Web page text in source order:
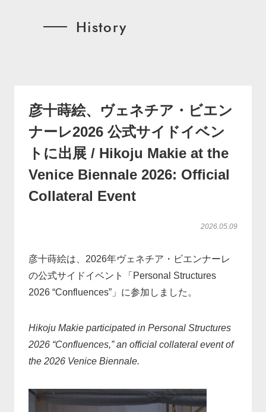
History
彦十蒔絵、ヴェネチア・ビエン
ナーレ2026 公式サイドイベン
トに出展 / Hikoju Makie at the
Venice Biennale 2026: Official
Collateral Event
2026.05.09
彦十蒔絵は、2026年ヴェネチア・ビエンナーレ
の公式サイドイベント「Personal Structures
2026 “Confluences”」に参加しました。
Hikoju Makie participated in Personal Structures
2026 “Confluences,” an official collateral event of
the 2026 Venice Biennale.